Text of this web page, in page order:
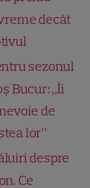
decât
sezonul
Bucur: „Îi
de
lor”
despre
Ce